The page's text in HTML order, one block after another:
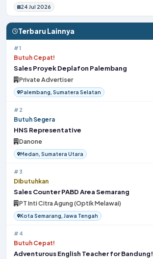
24 Jul 2026
Terbaru Lainnya
#1
Butuh Cepat!
Sales Proyek Deplafon Palembang
Private Advertiser
Palembang, Sumatera Selatan
#2
Butuh Segera
HNS Representative
Danone
Medan, Sumatera Utara
#3
Dibutuhkan
Sales Counter PABD Area Semarang
PT Inti Citra Agung (Optik Melawai)
Kota Semarang, Jawa Tengah
#4
Butuh Cepat!
Adventurous English Teacher for Bandung!